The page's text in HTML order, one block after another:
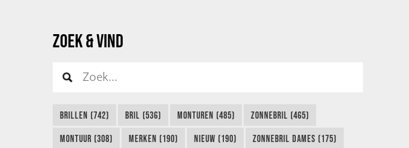
ZOEK & VIND
BRILLEN (742) BRIL (536) MONTUREN (485) ZONNEBRIL (465)
MONTUUR (308) MERKEN (190) NIEUW (190) ZONNEBRIL DAMES (175)